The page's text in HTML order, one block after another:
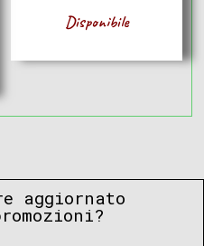
Disponibile
aggiornato